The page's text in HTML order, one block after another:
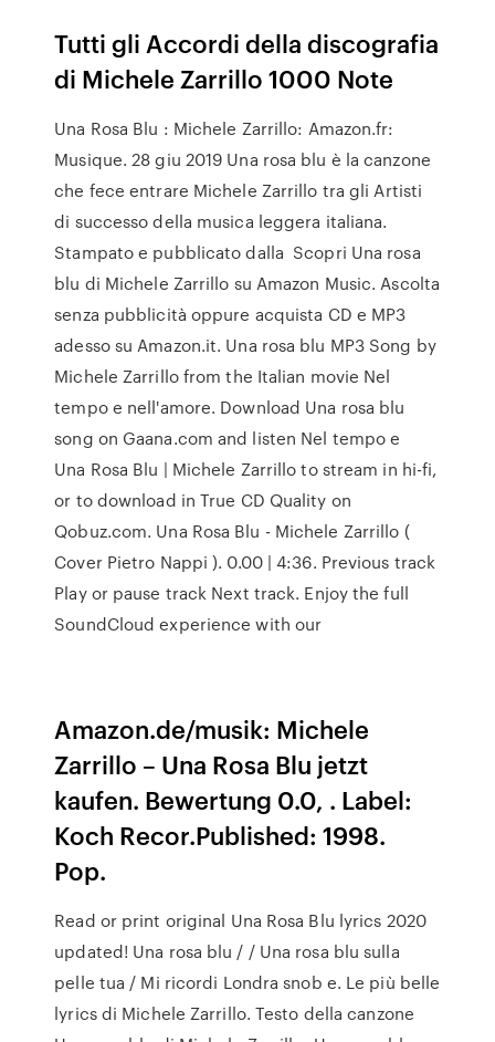
Tutti gli Accordi della discografia
di Michele Zarrillo 1000 Note
Una Rosa Blu : Michele Zarrillo: Amazon.fr:
Musique. 28 giu 2019 Una rosa blu è la canzone
che fece entrare Michele Zarrillo tra gli Artisti
di successo della musica leggera italiana.
Stampato e pubblicato dalla Scopri Una rosa
blu di Michele Zarrillo su Amazon Music. Ascolta
senza pubblicità oppure acquista CD e MP3
adesso su Amazon.it. Una rosa blu MP3 Song by
Michele Zarrillo from the Italian movie Nel
tempo e nell'amore. Download Una rosa blu
song on Gaana.com and listen Nel tempo e
Una Rosa Blu | Michele Zarrillo to stream in hi-fi,
or to download in True CD Quality on
Qobuz.com. Una Rosa Blu - Michele Zarrillo (
Cover Pietro Nappi ). 0.00 | 4:36. Previous track
Play or pause track Next track. Enjoy the full
SoundCloud experience with our
Amazon.de/musik: Michele
Zarrillo – Una Rosa Blu jetzt
kaufen. Bewertung 0.0, . Label:
Koch Recor.Published: 1998.
Pop.
Read or print original Una Rosa Blu lyrics 2020
updated! Una rosa blu / / Una rosa blu sulla
pelle tua / Mi ricordi Londra snob e. Le più belle
lyrics di Michele Zarrillo. Testo della canzone